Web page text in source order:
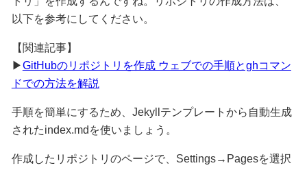
以下を参考にしてください。
【関連記事】
▶GitHubのリポジトリを作成 ウェブでの手順とghコマン
ドでの方法を解説
手順を簡単にするため、Jekyllテンプレートから自動生成
されたindex.mdを使いましょう。
作成したリポジトリのページで、Settings→Pagesを選択